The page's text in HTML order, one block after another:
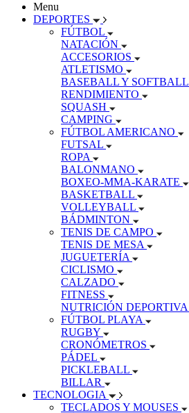
Menu
DEPORTES
FÚTBOL
NATACIÓN
ACCESORIOS
ATLETISMO
BASEBALL Y SOFTBALL
RENDIMIENTO
SQUASH
CAMPING
FÚTBOL AMERICANO
FUTSAL
ROPA
BALONMANO
BOXEO-MMA-KARATE
BASKETBALL
VOLLEYBALL
BÁDMINTON
TENIS DE CAMPO
TENIS DE MESA
JUGUETERÍA
CICLISMO
CALZADO
FITNESS
NUTRICIÓN DEPORTIVA
FÚTBOL PLAYA
RUGBY
CRONÓMETROS
PÁDEL
PICKLEBALL
BILLAR
TECNOLOGIA
TECLADOS Y MOUSES